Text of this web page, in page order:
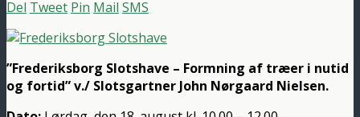
Del Tweet Pin Mail SMS
”Frederiksborg Slotshave – Formning af træer i nutid
og fortid” v./ Slotsgartner John Nørgaard Nielsen.